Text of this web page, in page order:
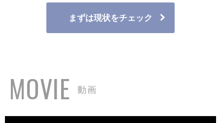
まずは現状をチェック
MOVIE 動画